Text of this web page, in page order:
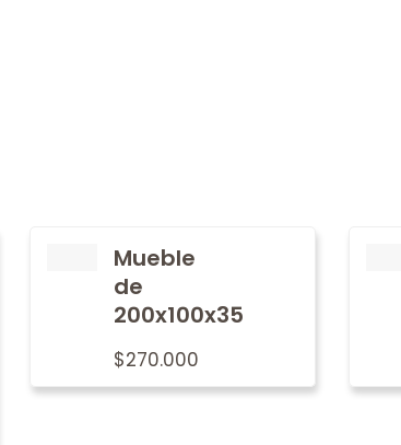
Mueble
de
200x100x35
$270.000